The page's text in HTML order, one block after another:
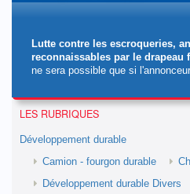
Lutte contre les escroqueries,
reconnaissables par le drapeau
ne sera possible que si
LES RUBRIQUES
Développement durable
Camion - fourgon durable
Développement durable Divers